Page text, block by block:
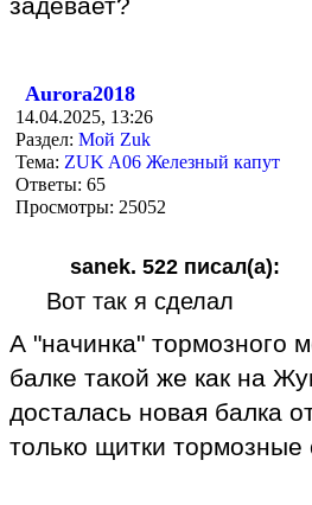
Aurora2018
14.04.2025, 13:26
Раздел: Мой Zuk
Тема: ZUK A06 Железный капут
Ответы: 65
Просмотры: 25052
sanek. 522 писал(а):
Вот так я сделал
А "начинка" тормозного
балке такой же как на
досталась новая балка
только щитки тормозные